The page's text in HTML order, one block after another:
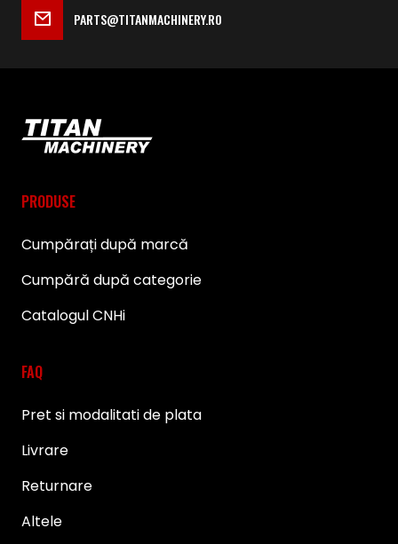
PARTS@TITANMACHINERY.RO
PRODUSE
Cumpărați după marcă
Cumpără după categorie
Catalogul CNHi
FAQ
Pret si modalitati de plata
Livrare
Returnare
Altele